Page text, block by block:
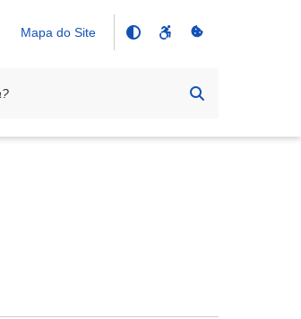
Mapa do Site